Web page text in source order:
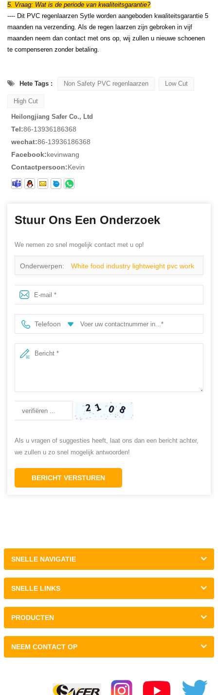
5. Vraag: Wat is de periode van kwaliteitsgarantie?
---- Dit PVC regenlaarzen Sytle worden aangeboden kwaliteitsgarantie 5
maanden na verzending. Als de regen laarzen zijn gebroken in vijf
maanden neem dan contact met ons op, wij zullen u nieuwe schoenen
te compenseren zonder betaling.
Hete Tags : Non Safety PVC regenlaarzen Low Cut
High Cut
Heilongjiang Safer Co., Ltd
Tel:86-13936186368
wechat:86-13936186368
Facebook:kevinwang
Contactpersoon:Kevin
Stuur Ons Een Onderzoek
We nemen zo snel mogelijk contact met u op!
Onderwerpen: White food industry lightweight pvc work
rain boots
Telefoon
Als u vragen of suggesties heeft, laat ons dan een bericht achter,
we zullen u zo snel mogelijk antwoorden!
BERICHT VERSTUREN
SNELLE NAVIGATIE
SNELLE LINKS
PRODUCTEN
NEEM CONTACT OP